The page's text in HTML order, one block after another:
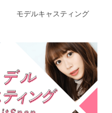
モデルキャスティング